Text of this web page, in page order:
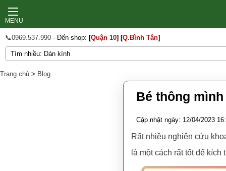
MENU
📞0969.537.990 - Đến shop: [Quận 10] [Q.Bình Tân]
Trang chủ > Blog
Bé thông
Cập nhật ngày: 12/04/2023
Rất nhiều nghiên cứu
là một cách rất tốt để